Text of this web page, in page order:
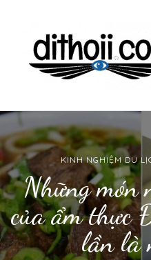
ĐI THÔII!
Du lịch một mình có gì thú
vẫn an toàn, giá rẻ vui vẻ?
năm đi du lịch một mình của
KINH NGHIỆM DU
Những món
của ẩm thực
lần là